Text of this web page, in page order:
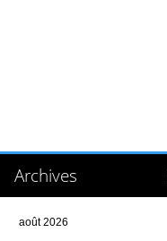
Archives
août 2026